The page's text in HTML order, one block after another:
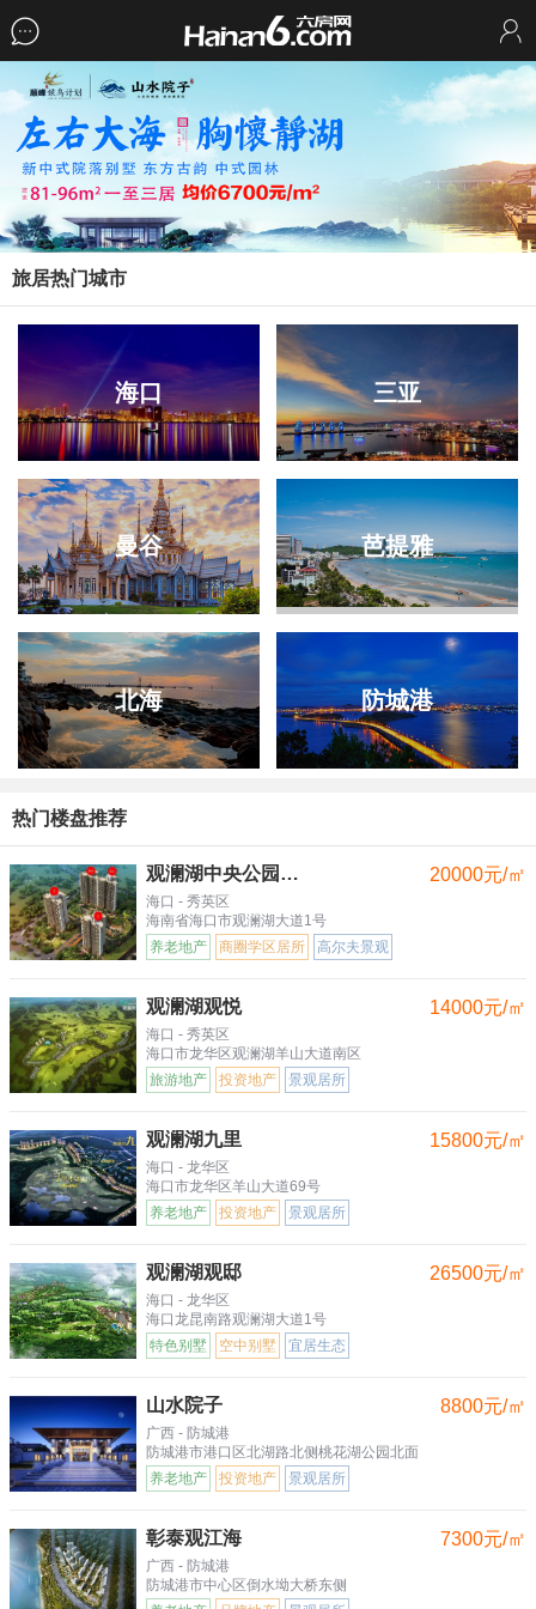
旅居热门城市
海口 三亚
曼谷 芭提雅
北海 防城港
热门楼盘推荐
观澜湖中央公园三区
海口 - 秀英区
20000元/㎡
海南省海口市观澜湖大道1号
养老地产
商圈学区居所 高尔夫景观
观澜湖观悦
海口 - 秀英区
14000元/㎡
海口市龙华区观澜湖羊山大道南区
旅游地产
投资地产 景观居所
观澜湖九里
海口 - 龙华区
15800元/㎡
海口市龙华区羊山大道69号
养老地产
投资地产 景观居所
观澜湖观邸
海口 - 龙华区
26500元/㎡
海口龙昆南路观澜湖大道1号
特色别墅
空中别墅 宜居生态
山水院子
广西 - 防城港
8800元/㎡
防城港市港口区北湖路北侧桃花湖公园北面
养老地产
投资地产 景观居所
彰泰观江海
广西 - 防城港
7300元/㎡
防城港市中心区倒水坳大桥东侧